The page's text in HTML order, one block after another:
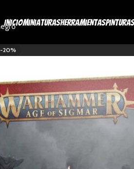
InicioMiniaturasHerramientasPinturas
-20%